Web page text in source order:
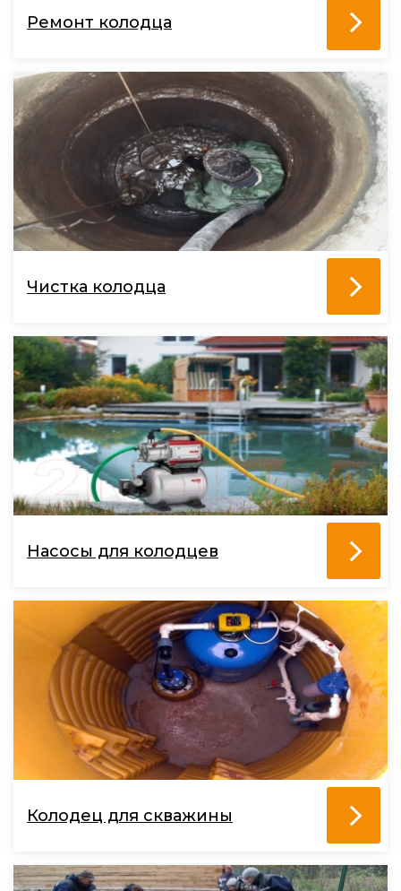
Ремонт колодца
Чистка колодца
Насосы для колодцев
Колодец для скважины